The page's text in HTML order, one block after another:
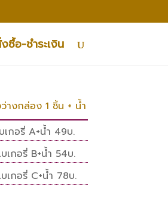
ซื้อ-ชำระเงิน
างกล่อง 1 ชิ้น + น้ำ
เกอรี่ A+น้ำ 49บ.
เกอรี่ B+น้ำ 54บ.
เกอรี่ C+น้ำ 78บ.